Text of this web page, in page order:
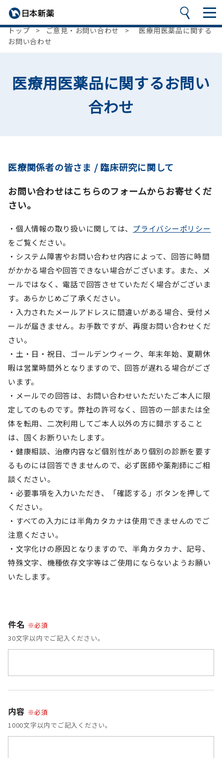
トップ > ご意見・お問い合わせ >
医療用医薬品に関する
お問い合わせ
医療用医薬品に関するお問い
合わせ
医療関係者の皆さま / 臨床研究に関して
お問い合わせはこちらのフォームからお寄せくだ
さい。
個人情報の取り扱いに関しては、 プライバシーポリシー
をご覧ください。
システム障害やお問い合わせ内容によって、回答に時間
がかかる場合や回答できない場合がございます。また、メ
ールではなく、電話で回答させていただく場合がございま
す。あらかじめご了承ください。
入力されたメールアドレスに間違いがある場合、受付メ
ールが届きません。お手数ですが、再度お問い合わせくだ
さい。
土・日・祝日、ゴールデンウィーク、年末年始、夏期休
暇は営業時間外となりますので、回答が遅れる場合がござ
います。
メールでの回答は、お問い合わせいただいたご本人に限
定してのものです。弊社の許可なく、回答の一部または全
体を転用、二次利用してご本人以外の方に開示すること
は、固くお断りいたします。
健康相談、治療内容など個別性があり個別の診断を要す
るものには回答できませんので、必ず医師や薬剤師にご相
談ください。
必要事項を入力いただき、「確認する」ボタンを押して
ください。
すべての入力には半角カタカナは使用できませんのでご
注意ください。
文字化けの原因となりますので、半角カタカナ、記号、
特殊文字、機種依存文字等はご使用にならないようお願い
いたします。
件名 ※必須
30文字以内でご記入ください。
内容 ※必須
1000文字以内でご記入ください。